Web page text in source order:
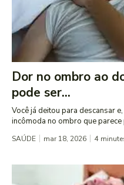
Dor no ombro ao
pode ser...
Você já deitou para descansar
incômoda no ombro que
SAÚDE mar 18, 2026 4